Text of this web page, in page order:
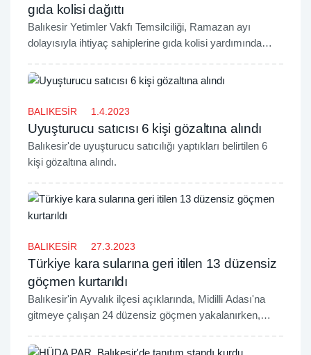
gıda kolisi dağıttı
Balıkesir Yetimler Vakfı Temsilciliği, Ramazan ayı
dolayısıyla ihtiyaç sahiplerine gıda kolisi yardımında
BALIKESİR 1.4.2023
Uyuşturucu satıcısı 6 kişi gözaltına alındı
Balıkesir'de uyuşturucu satıcılığı yaptıkları belirtilen 6
kişi gözaltına alındı.
BALIKESİR 27.3.2023
Türkiye kara sularına geri itilen 13 düzensiz
göçmen kurtarıldı
Balıkesir'in Ayvalık ilçesi açıklarında, Midilli Adası'na
gitmeye çalışan 24 düzensiz göçmen yakalanırken,
kurtarıldı.